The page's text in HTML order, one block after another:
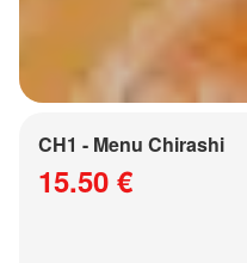
CH1 - Menu Chirashi
15.50 €